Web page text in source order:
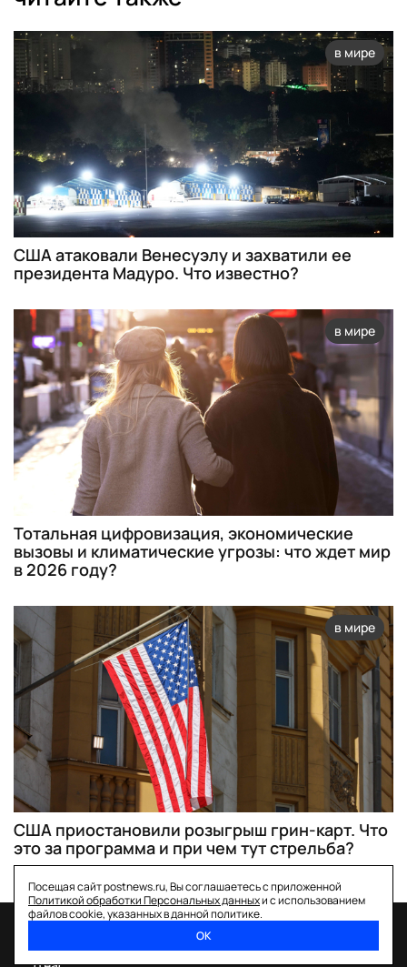
в мире
США атаковали Венесуэлу и захватили ее
президента Мадуро. Что известно?
в мире
Тотальная цифровизация, экономические
вызовы и климатические угрозы: что ждет мир
в 2026 году?
в мире
США приостановили розыгрыш грин-карт. Что
это за программа и при чем тут стрельба?
Посещая сайт postnews.ru, Вы соглашаетесь с приложенной
Политикой обработки Персональных данныхи с использованием
файлов cookie, указанных в данной политике.
ОК